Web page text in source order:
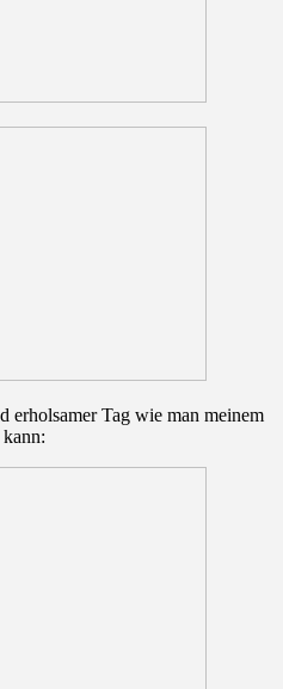
erholsamer Tag wie man meinem